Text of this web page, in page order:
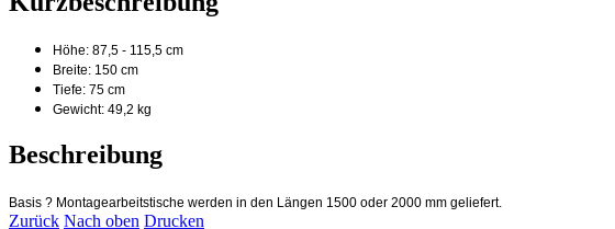
Höhe: 87,5 - 115,5 cm
Breite: 150 cm
Tiefe: 75 cm
Gewicht: 49,2 kg
Beschreibung
Basis ? Montagearbeitstische werden in den Längen 1500 oder 2000 mm geliefert.
Zurück Nach oben Drucken